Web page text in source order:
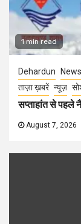
1 min read
Dehardun
ताज़ा ख़बरें न्यूज़
सप्ताहांत से पहले
August 7, 2026